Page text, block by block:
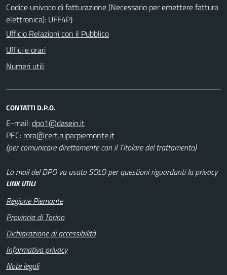
Codice univoco di fatturazione (Necessario per emettere fattura
elettronica): UFF4PJ
Ufficio Relazioni con il Pubblico
Uffici e orari
Numeri utili
CONTATTI D.P.O.
E-mail:
PEC:
(per comunicare direttamente con il Titolare del trattamento)
La mail del DPO va usata SOLO per questioni riguardanti la privacy
LINK UTILI
Regione Piemonte
Provincia di Torino
Dichiarazione di accessibilità
Informativa privacy
Note legali